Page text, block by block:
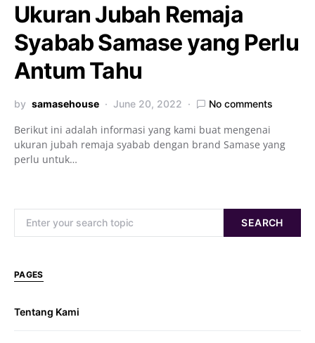
Ukuran Jubah Remaja
Syabab Samase yang Perlu
Antum Tahu
by samasehouse June 20, 2022 No comments
Berikut ini adalah informasi yang kami buat mengenai
ukuran jubah remaja syabab dengan brand Samase yang
perlu untuk…
SEARCH
PAGES
Tentang Kami